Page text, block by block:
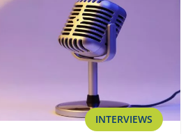
INTERVIEWS